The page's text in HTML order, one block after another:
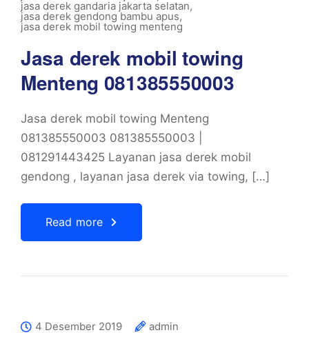
jasa derek gandaria jakarta selatan,
jasa derek gendong bambu apus,
jasa derek mobil towing menteng
Jasa derek mobil towing
Menteng 081385550003
Jasa derek mobil towing Menteng
081385550003 081385550003 |
081291443425 Layanan jasa derek mobil
gendong , layanan jasa derek via towing, […]
Read more
4 Desember 2019
admin